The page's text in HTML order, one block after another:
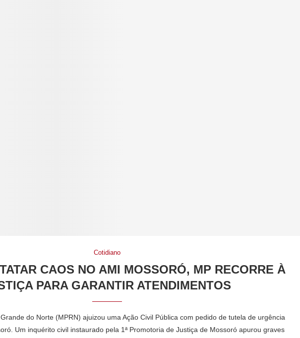
Cotidiano
CAOS NO AMI MOSSORÓ, MP RECORRE À
PARA GARANTIR ATENDIMENTOS
do Norte (MPRN) ajuizou uma Ação Civil Pública com pedido de tutela de urgência
Um inquérito civil instaurado pela 1ª Promotoria de Justiça de Mossoró apurou graves